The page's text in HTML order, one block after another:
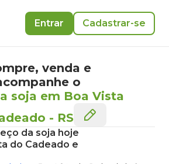
Entrar Cadastrar-se
venda e
o
soja em Boa Vista
- RS
da soja hoje
do Cadeado e